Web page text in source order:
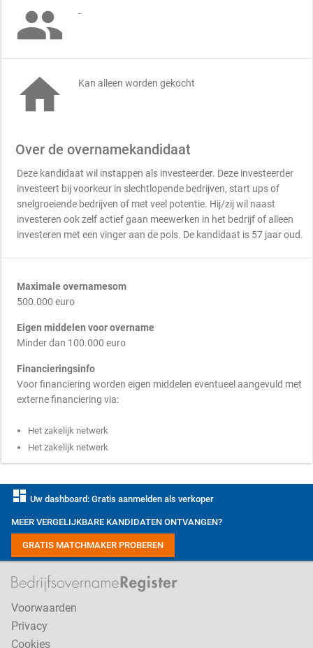
 -
 Kan alleen worden gekocht
Over de overnamekandidaat
Deze kandidaat wil instappen als investeerder. Deze investeerder
investeert bij voorkeur in slechtlopende bedrijven, start ups of
snelgroeiende bedrijven of met veel potentie. Hij/zij wil naast
investeren ook zelf actief gaan meewerken in het bedrijf of alleen
investeren met een vinger aan de pols. De kandidaat is 57 jaar oud.
Maximale overnamesom
500.000 euro
Eigen middelen voor overname
Minder dan 100.000 euro
Financieringsinfo
Voor financiering worden eigen middelen eventueel aangevuld met
externe financiering via:
Het zakelijk netwerk
Het zakelijk netwerk
dashboard Uw dashboard: Gratis aanmelden als verkoper
MEER VERGELIJKBARE KANDIDATEN ONTVANGEN?
GRATIS MATCHMAKER PROBEREN
Voorwaarden
Privacy
Cookies